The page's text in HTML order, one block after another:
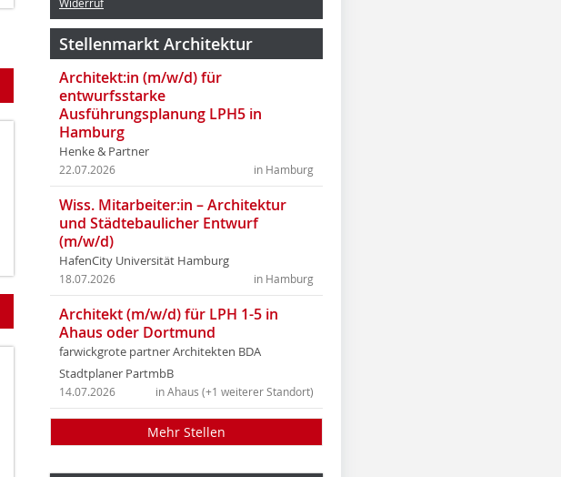
Stellenmarkt Architektur
Architekt:in (m/w/d) für
entwurfsstarke
Ausführungsplanung LPH5 in
Hamburg
Henke & Partner
in Hamburg
22.07.2026
Wiss. Mitarbeiter:in – Architektur
und Städtebaulicher Entwurf
(m/w/d)
HafenCity Universität Hamburg
in Hamburg
18.07.2026
Architekt (m/w/d) für LPH 1-5 in
Ahaus oder Dortmund
farwickgrote partner Architekten BDA
Stadtplaner PartmbB
in Ahaus (+1 weiterer Standort)
14.07.2026
Mehr Stellen